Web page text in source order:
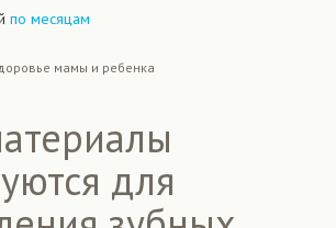
по месяцам
мамы и ребенка
для